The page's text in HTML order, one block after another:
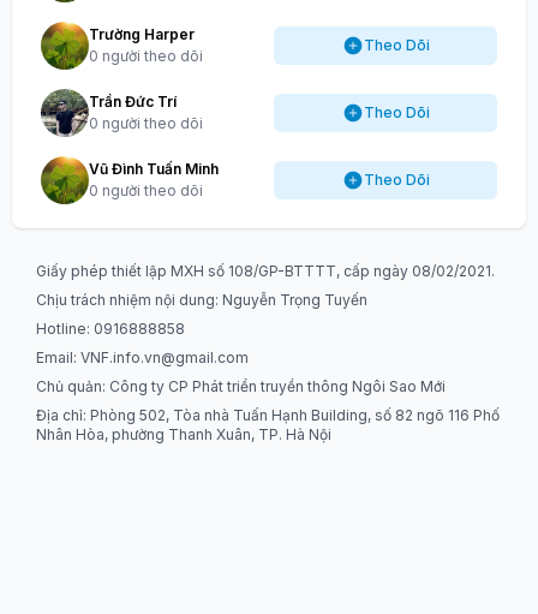
Trường Harper
0 người theo dõi
Theo Dõi
Trần Đức Trí
0 người theo dõi
Theo Dõi
Vũ Đình Tuấn Minh
0 người theo dõi
Theo Dõi
Giấy phép thiết lập MXH số 108/GP-BTTTT, cấp ngày 08/02/2021.
Chịu trách nhiệm nội dung: Nguyễn Trọng Tuyến
Hotline: 0916888858
Email: VNF.info.vn@gmail.com
Chủ quản: Công ty CP Phát triển truyền thông Ngôi Sao Mới
Địa chỉ: Phòng 502, Tòa nhà Tuấn Hạnh Building, số 82 ngõ 116 Phố
Nhân Hòa, phường Thanh Xuân, TP. Hà Nội